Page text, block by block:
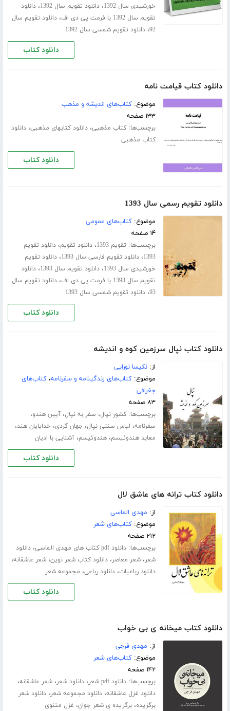
خورشیدی سال 1392
،دانلود تقویم سال 1392 ،دانلود
تقویم سال 1392 با فرمت پی دی اف
،دانلود تقویم سال
92،دانلود تقویم شمسی سال 1392
دانلود کتاب
دانلود کتاب قیامت نامه
موضوع:کتاب‌های اندیشه و مذهب
۱۳۳ صفحه
برچسب‌ها:کتاب مذهبی،دانلود کتابهای مذهبی،دانلود
کتاب مذهبی
دانلود کتاب
دانلود تقویم رسمی سال 1393
موضوع:کتاب‌های عمومی
۱۴ صفحه
برچسب‌ها: تقویم 1393 ،دانلود تقویم،دانلود تقویم
1393،دانلود تقویم فارسی سال 1393 ،دانلود تقویم
خورشیدی سال 1393
،دانلود تقویم سال 1393 ،دانلود
تقویم سال 1393 با فرمت پی دی اف
،دانلود تقویم سال
93،دانلود تقویم شمسی سال 1393
دانلود کتاب
دانلود کتاب نپال سرزمین کوه و اندیشه
از:نکیسا نورایی
موضوع:کتاب‌های زندگینامه و سفرنامه،کتاب‌های
جغرافی
۸۳ صفحه
برچسب‌ها:کشور نپال، سفر به نپال،آیین هندو،
سفرنامه، لباس سنتی نپال، جهان گردی، خدایایان هند،
معابد هندوئیسم،هندوئیسم،آشنایی با ادیان
دانلود کتاب
دانلود کتاب ترانه های عاشق لال
از: مهدی الماسی
موضوع:کتاب‌های شعر
۲۱۲ صفحه
برچسب‌ها:دانلود pdf کتاب های مهدی الماسی ،دانلود
شعر،شعر معاصر،دانلود کتاب شعر نوین،شعر عاشقانه،
دانلود رباعیات،دانلود رباعی، مجموعه شعر
دانلود کتاب
دانلود کتاب میخانه ی بی خواب
از: مهدی فرجی
موضوع:کتاب‌های شعر
۱۴۲ صفحه
برچسب‌ها:دانلود pdf شعر ،دانلود شعر،شعر عاشقانه،
دانلود غزل عاشقانه،دانلود مجموعه شعر،دانلود شعر
برگزیده،برگزیده ی شعر جوان، غزل مثنوی